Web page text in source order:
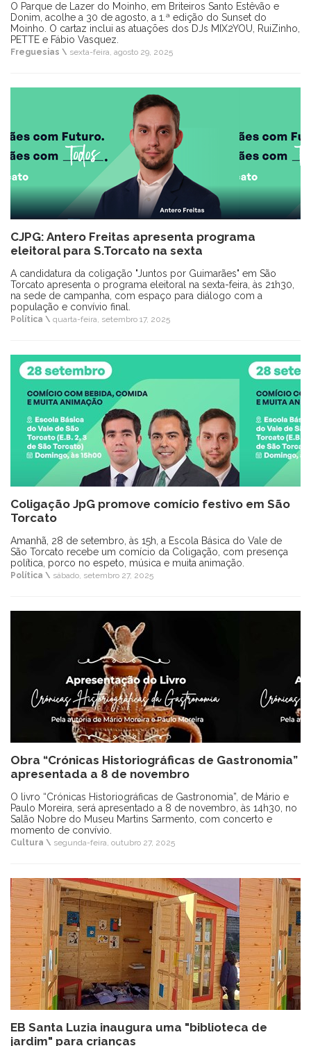
O Parque de Lazer do Moinho, em Briteiros Santo Estêvão e
Donim, acolhe a 30 de agosto, a 1.ª edição do Sunset do
Moinho. O cartaz inclui as atuações dos DJs MIX2YOU, RuiZinho,
PETTE e Fábio Vasquez.
Freguesias \ sexta-feira, agosto 29, 2025
CJPG: Antero Freitas apresenta programa
eleitoral para S.Torcato na sexta
A candidatura da coligação "Juntos por Guimarães" em São
Torcato apresenta o programa eleitoral na sexta-feira, às 21h30,
na sede de campanha, com espaço para diálogo com a
população e convívio final.
Política \ quarta-feira, setembro 17, 2025
Coligação JpG promove comício festivo em São
Torcato
Amanhã, 28 de setembro, às 15h, a Escola Básica do Vale de
São Torcato recebe um comício da Coligação, com presença
política, porco no espeto, música e muita animação.
Política \ sábado, setembro 27, 2025
Obra “Crónicas Historiográficas de Gastronomia”
apresentada a 8 de novembro
O livro “Crónicas Historiográficas de Gastronomia”, de Mário e
Paulo Moreira, será apresentado a 8 de novembro, às 14h30, no
Salão Nobre do Museu Martins Sarmento, com concerto e
momento de convívio.
Cultura \ segunda-feira, outubro 27, 2025
EB Santa Luzia inaugura uma "biblioteca de
jardim" para crianças